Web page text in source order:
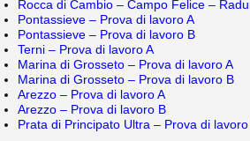
Rocca di Cambio – Campo Felice –
Pontassieve – Prova di lavoro A
Pontassieve – Prova di lavoro B
Terni – Prova di lavoro A
Marina di Grosseto – Prova di lavoro A
Marina di Grosseto – Prova di lavoro B
Arezzo – Prova di lavoro A
Arezzo – Prova di lavoro B
Prata di Principato Ultra – Prova di lavoro